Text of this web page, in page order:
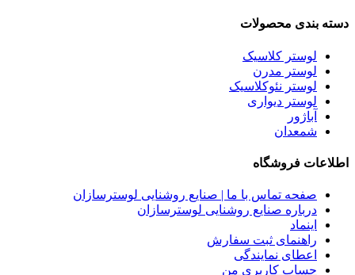
دسته بندی محصولات
لوستر کلاسیک
لوستر مدرن
لوستر نئوکلاسیک
لوستر دیواری
آباژور
شمعدان
اطلاعات فروشگاه
صفحه تماس با ما | صنایع روشنایی لوسترسازان
درباره صنایع روشنایی لوسترسازان
اینماد
راهنمای ثبت سفارش
اعطای نمایندگی
حساب کاربری من